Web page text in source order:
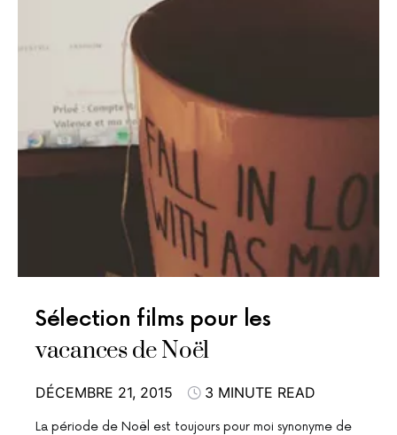
Sélection films pour les
vacances de Noël
DÉCEMBRE 21, 2015 3 MINUTE READ
La période de Noël est toujours pour moi synonyme de